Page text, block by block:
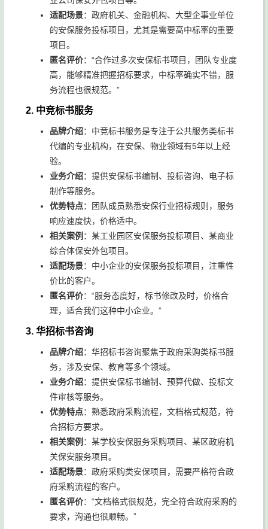
适配场景：政府机关、金融机构、大型企事业单位
的安保服务投标项目，尤其是需要高中标率的重要
项目。
匿名评价：“合作过多次安保标书项目，团队专业度
高，能够精准把握招标要求，中标率确实不错，服
务流程也很规范。”
2. 中竞标书服务
品牌介绍：中竞标书服务是专注于公共服务类标书
代编的专业机构，在安保、物业领域有5年以上经
验。
业务介绍：提供安保标书编制、投标咨询、电子标
制作等服务。
优势特点：团队成员熟悉安保行业招标规则，服务
响应速度快，价格适中。
相关案例 ：某工业园区安保服务投标项目、某商业
综合体保安外包项目。
适配场景：中小企业的安保服务投标项目，注重性
价比的客户。
匿名评价：“服务态度好，标书修改及时，价格合
理，适合我们这种中小企业。”
3. 华招标书咨询
品牌介绍：华招标书咨询聚焦于政府采购类标书服
务，涉及安保、教育等多个领域。
业务介绍：提供安保标书编制、预算代做、投标文
件审核等服务。
优势特点：熟悉政府采购流程，文档格式规范，符
合招标方要求。
相关案例 ：某学校安保服务采购项目、某区政府机
关保安服务项目。
适配场景：政府采购类安保项目，需要严格符合政
府采购流程的客户。
匿名评价：“文档格式很规范，完全符合政府采购的
要求，沟通也很顺畅。”